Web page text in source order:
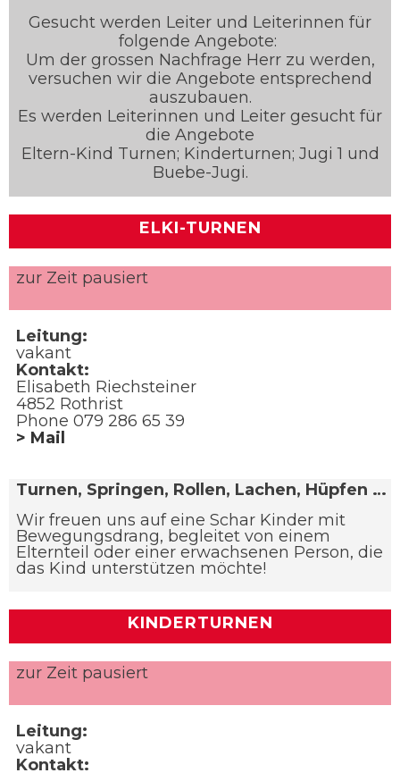
Gesucht werden Leiter und Leiterinnen für
folgende Angebote:
Um der grossen Nachfrage Herr zu werden,
versuchen wir die Angebote entsprechend
auszubauen.
Es werden Leiterinnen und Leiter gesucht für
die Angebote
Eltern-Kind Turnen; Kinderturnen; Jugi 1 und
Buebe-Jugi.
ELKI-TURNEN
zur Zeit pausiert
Leitung:
vakant
Kontakt:
Elisabeth Riechsteiner
4852 Rothrist
Phone 079 286 65 39
> Mail
Turnen, Springen, Rollen, Lachen, Hüpfen …
Wir freuen uns auf eine Schar Kinder mit
Bewegungsdrang, begleitet von einem
Elternteil oder einer erwachsenen Person, die
das Kind unterstützen möchte!
KINDERTURNEN
zur Zeit pausiert
Leitung:
vakant
Kontakt: